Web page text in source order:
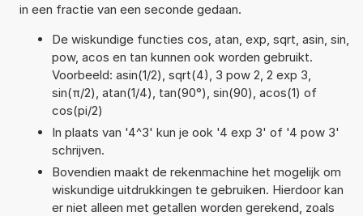
in een fractie van een seconde gedaan.
De wiskundige functies cos, atan, exp, sqrt, asin, sin,
pow, acos en tan kunnen ook worden gebruikt.
Voorbeeld: asin(1/2), sqrt(4), 3 pow 2, 2 exp 3,
sin(π/2), atan(1/4), tan(90°), sin(90), acos(1) of
cos(pi/2)
In plaats van '4^3' kun je ook '4 exp 3' of '4 pow 3'
schrijven.
Bovendien maakt de rekenmachine het mogelijk om
wiskundige uitdrukkingen te gebruiken. Hierdoor kan
er niet alleen met getallen worden gerekend, zoals